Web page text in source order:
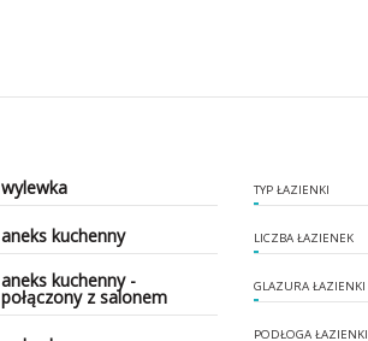
wylewka
aneks kuchenny
aneks kuchenny -
połączony z salonem
TYP ŁAZIENKI
LICZBA ŁAZIENEK
GLAZURA ŁAZIENKI
PODŁOGA ŁAZIENKI